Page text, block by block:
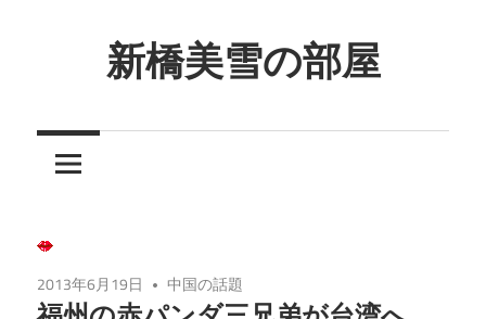
ツ
キ
プ
新橋美雪の部屋
ん
し
た
2013年6月19日 中国の話題